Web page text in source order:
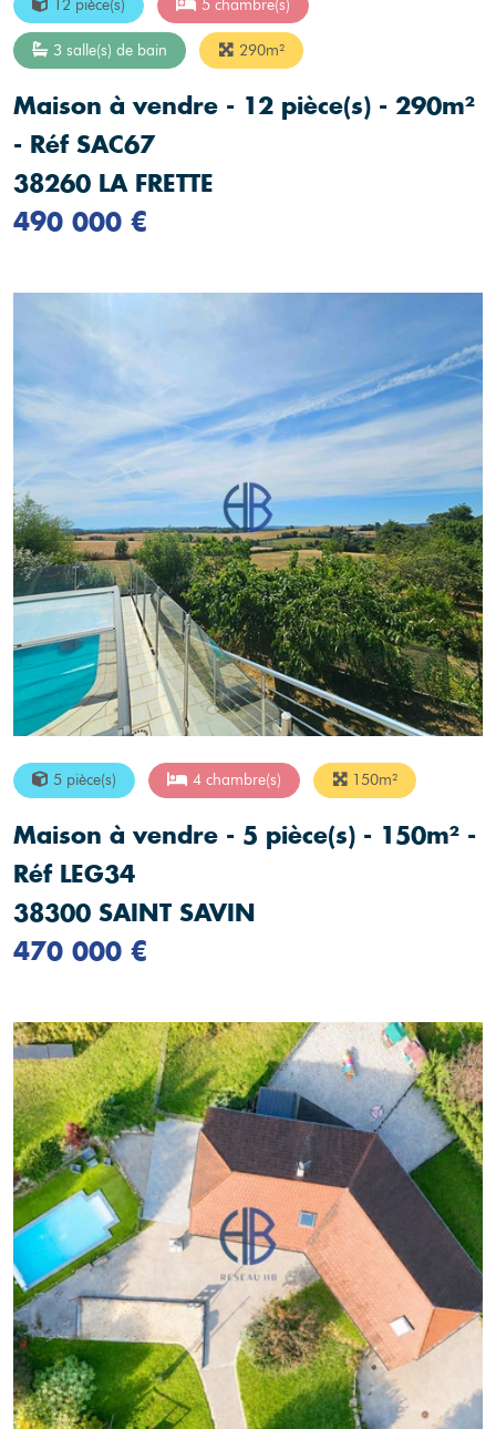
12 pièce(s) 5 chambre(s)
3 salle(s) de bain 290m²
Maison à vendre - 12 pièce(s) - 290m²
- Réf SAC67
38260 LA FRETTE
490 000 €
5 pièce(s) 4 chambre(s) 150m²
Maison à vendre - 5 pièce(s) - 150m² -
Réf LEG34
38300 SAINT SAVIN
470 000 €